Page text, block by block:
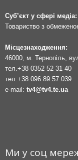
Суб’єкт у сфері медіа:
Товариство з
Місцезнаходження:
46000, м. Тернопіль,
тел. +38 0352 52 31 40
тел. +38 096 89 57 039
e-mail: tv4@tv4.te.ua
Ми у соц